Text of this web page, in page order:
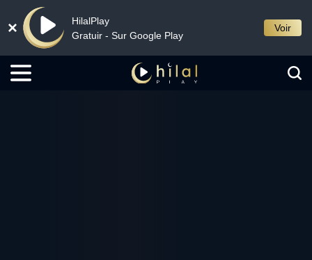
HilalPlay
Gratuir - Sur Google Play
Voir